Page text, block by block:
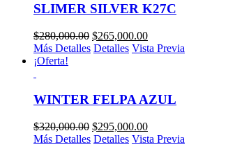
SLIMER SILVER K27C
$280,000.00 $265,000.00
Más Detalles Detalles Vista Previa
¡Oferta!
WINTER FELPA AZUL
$320,000.00 $295,000.00
Más Detalles Detalles Vista Previa